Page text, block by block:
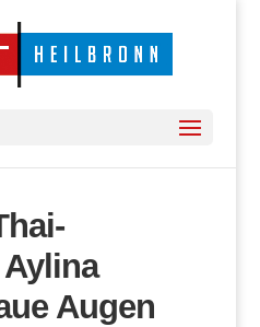
Augen